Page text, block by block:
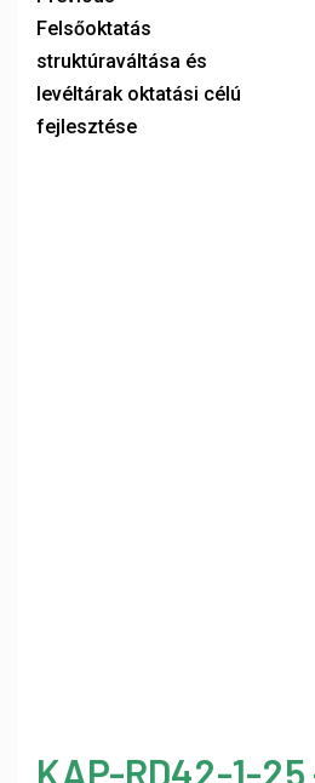
Felsőoktatás
struktúraváltása és
levéltárak oktatási célú
fejlesztése
KAP-RD42-1-